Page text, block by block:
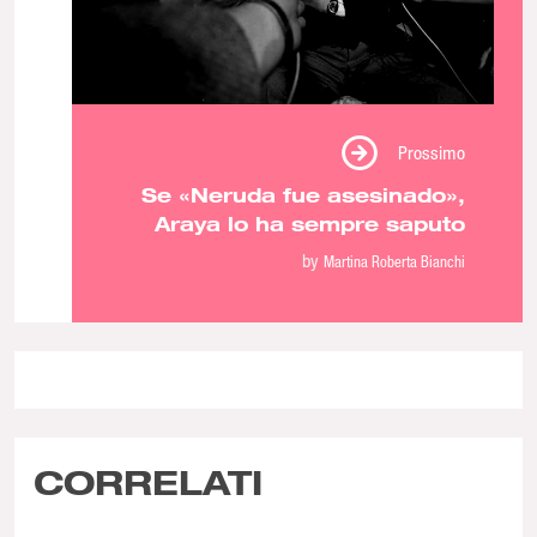
Prossimo
Se «Neruda fue asesinado»,
Araya lo ha sempre saputo
by Martina Roberta Bianchi
CORRELATI